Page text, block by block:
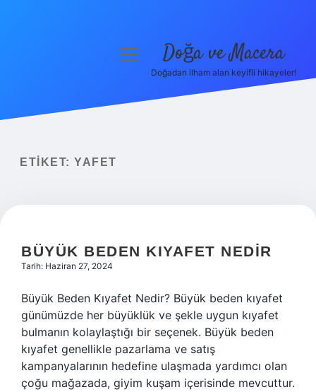
Yasal Uyarı
menüyü Doğa ve Macera
Doğadan ilham alan keyifli hikayeler!
ETIKET: YAFET
BÜYÜK BEDEN KIYAFET NEDIR
Tarih: Haziran 27, 2024
Büyük Beden Kıyafet Nedir? Büyük beden kıyafet
günümüzde her büyüklük ve şekle uygun kıyafet
bulmanın kolaylaştığı bir seçenek. Büyük beden
kıyafet genellikle pazarlama ve satış
kampanyalarının hedefine ulaşmada yardımcı olan
çoğu mağazada, giyim kuşam içerisinde mevcuttur.